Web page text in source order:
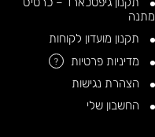
מתנה
תקנון מועדון לקוחות
מדיניות פרטיות
?
הצהרת נגישות
החשבון שלי